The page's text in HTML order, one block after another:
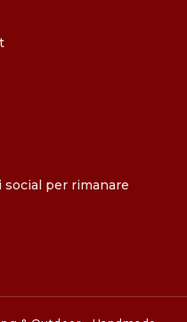
per rimanare